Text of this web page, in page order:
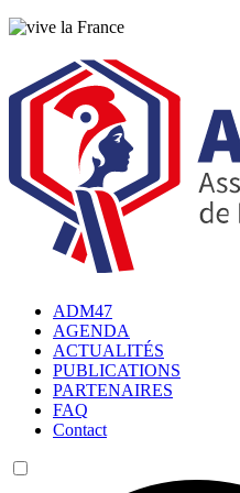
ADM47
AGENDA
ACTUALITÉS
PUBLICATIONS
PARTENAIRES
FAQ
Contact